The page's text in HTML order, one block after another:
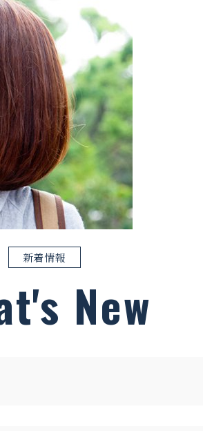
新着情報
New